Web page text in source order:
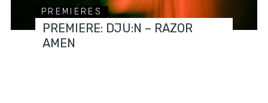
PREMIERES
PREMIERE: DJU:N – RAZOR
AMEN